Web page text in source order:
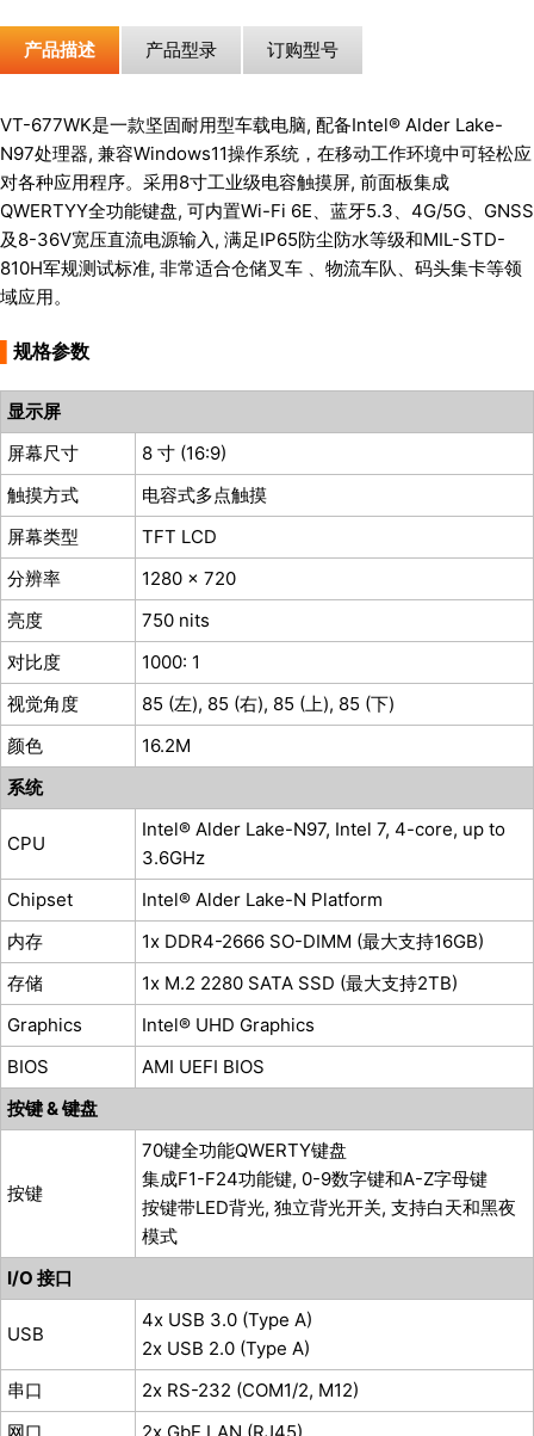
产品描述 产品型录 订购型号
VT-677WK是一款坚固耐用型车载电脑, 配备Intel® Alder Lake-
N97处理器, 兼容Windows11操作系统，在移动工作环境中可轻松应
对各种应用程序。采用8寸工业级电容触摸屏, 前面板集成
QWERTYY全功能键盘, 可内置Wi-Fi 6E、蓝牙5.3、4G/5G、GNSS
及8-36V宽压直流电源输入, 满足IP65防尘防水等级和MIL-STD-
810H军规测试标准, 非常适合仓储叉车 、物流车队、码头集卡等领
域应用。
规格参数
显示屏
屏幕尺寸
8 寸 (16:9)
触摸方式
电容式多点触摸
屏幕类型
TFT LCD
分辨率
1280 x 720
亮度
750 nits
对比度
1000: 1
视觉角度
85 (左), 85 (右), 85 (上), 85 (下)
颜色
16.2M
系统
CPU
Intel® Alder Lake-N97, Intel 7, 4-core, up to
3.6GHz
Chipset
Intel® Alder Lake-N Platform
内存
1x DDR4-2666 SO-DIMM (最大支持16GB)
存储
1x M.2 2280 SATA SSD (最大支持2TB)
Graphics
Intel® UHD Graphics
BIOS
AMI UEFI BIOS
按键 & 键盘
按键
70键全功能QWERTY键盘
集成F1-F24功能键, 0-9数字键和A-Z字母键
按键带LED背光, 独立背光开关, 支持白天和黑夜
模式
I/O 接口
USB
4x USB 3.0 (Type A)
2x USB 2.0 (Type A)
串口
2x RS-232 (COM1/2, M12)
网口
2x GbE LAN (RJ45)